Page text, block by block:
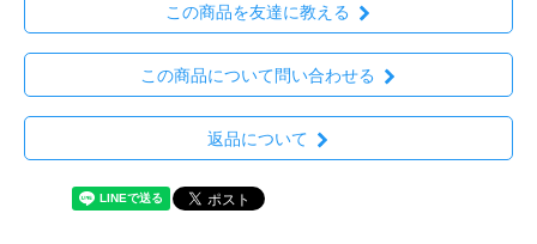
この商品を友達に教える
この商品について問い合わせる
返品について